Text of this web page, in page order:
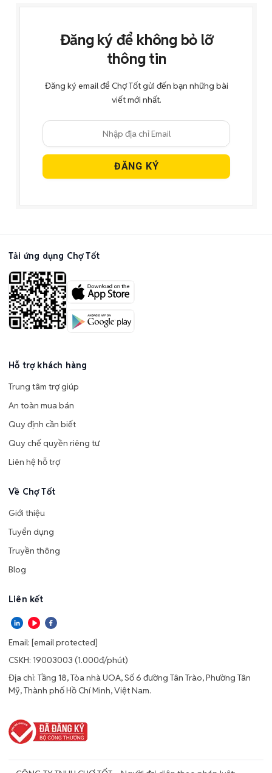
Đăng ký để không bỏ lỡ
thông tin
Đăng ký email để Chợ Tốt gửi đến bạn những bài
viết mới nhất.
Tải ứng dụng Chợ Tốt
Hỗ trợ khách hàng
Trung tâm trợ giúp
An toàn mua bán
Quy định cần biết
Quy chế quyền riêng tư
Liên hệ hỗ trợ
Về Chợ Tốt
Giới thiệu
Tuyển dụng
Truyền thông
Blog
Liên kết
Email: [email protected]
CSKH: 19003003 (1.000đ/phút)
Địa chỉ: Tầng 18, Tòa nhà UOA, Số 6 đường Tân Trào, Phường Tân
Mỹ, Thành phố Hồ Chí Minh, Việt Nam.